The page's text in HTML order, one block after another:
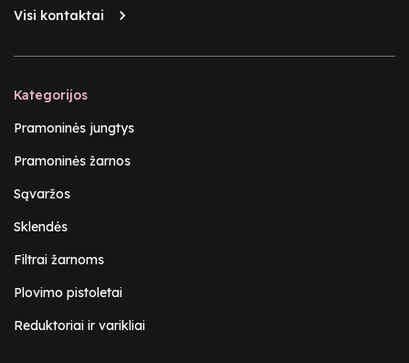
Visi kontaktai
Kategorijos
Pramoninės jungtys
Pramoninės žarnos
Sąvaržos
Sklendės
Filtrai žarnoms
Plovimo pistoletai
Reduktoriai ir varikliai